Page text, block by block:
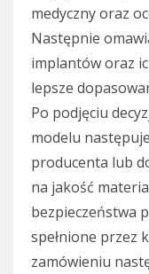
medyczny oraz
Następnie
implantów oraz
lepsze
Po podjęciu
modelu
producenta lub
na jakość
bezpieczeństwa
spełnione przez
zamówieniu